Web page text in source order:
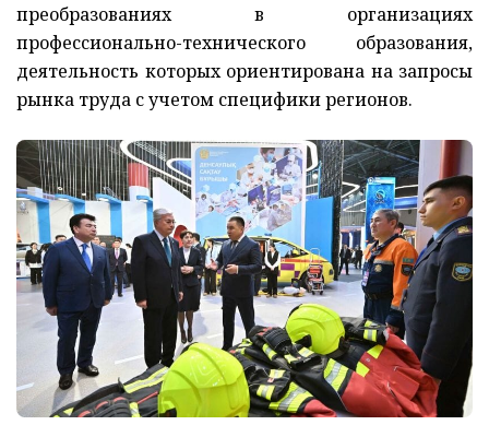
преобразованиях в организациях
профессионально-технического образования,
деятельность которых ориентирована на запросы
рынка труда с учетом специфики регионов.